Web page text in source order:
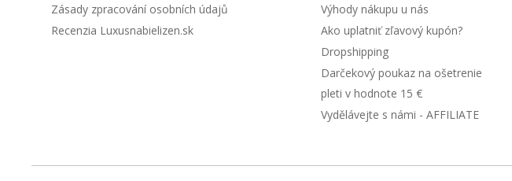
Zásady zpracování osobních údajů
Recenzia Luxusnabielizen.sk
Výhody nákupu u nás
Ako uplatniť zľavový kupón?
Dropshipping
Darčekový poukaz na ošetrenie
pleti v hodnote 15 €
Vydělávejte s námi - AFFILIATE